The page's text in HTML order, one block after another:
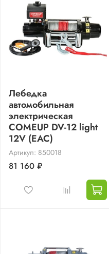
Лебедка
автомобильная
электрическая
COMEUP DV-12 light
12V (EAC)
Артикул: 850018
81 160 ₽